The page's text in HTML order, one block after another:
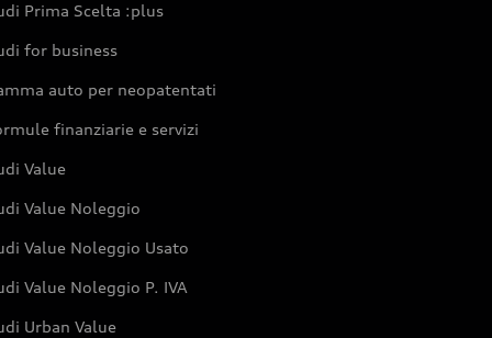
Prima Scelta :plus
for business
auto per neopatentati
finanziarie e servizi
Value
Value Noleggio
Value Noleggio Usato
Value Noleggio P. IVA
Urban Value